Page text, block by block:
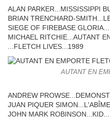
ALAN PARKER...MISSISSIPPI
BRIAN TRENCHARD-
SIEGE OF FIREBASE
MICHAEL RITCHIE...AUTANT
...FLETCH LIVES...1989
AUTANT EN
ANDREW
JUAN PIQUER
JOHN MARK